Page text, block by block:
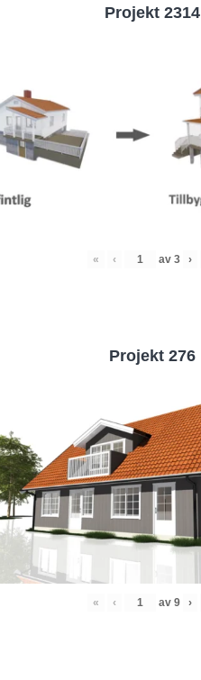
Projekt 2314
« ‹ av 3 ›
Projekt 276
« ‹ av 9 ›